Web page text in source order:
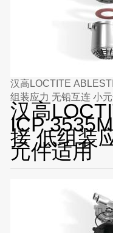
汉高LOCTITE
组装应力 无铅互连 小
汉高
ICP
接 低组装
元件适用